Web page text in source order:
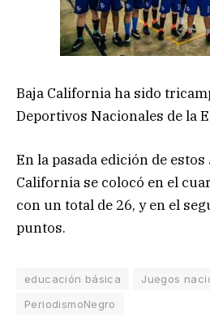
Baja California ha sido
Deportivos Nacionales de la
En la pasada edición de estos
California se colocó en el
con un total de 26, y en el
puntos.
educación básica
Juegos
PeriodismoNegro